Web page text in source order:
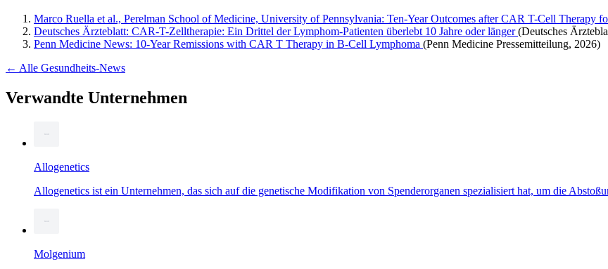
Marco Ruella et al., Perelman School of Medicine, University of Pennsylvania: Ten-Year Outcomes after CAR T-Cell Therapy
Deutsches Ärzteblatt: CAR-T-Zelltherapie: Ein Drittel der Lymphom-Patienten überlebt 10 Jahre oder länger(Deutsches
Penn Medicine News: 10-Year Remissions with CAR T Therapy in B-Cell Lymphoma (Penn Medicine Pressemitteilung, 2026)
← Alle Gesundheits-News
Verwandte Unternehmen
Allogenetics
Allogenetics ist ein Unternehmen, das sich auf die genetische Modifikation von Spenderorganen spezialisiert hat, um die
Molgenium